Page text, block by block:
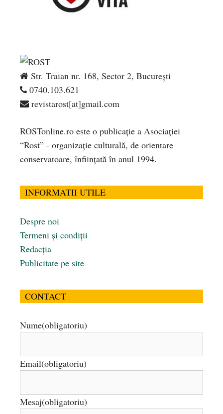
Str. Traian nr. 168, Sector 2, București
0740.103.621
revistarost[at]gmail.com
ROSTonline.ro este o publicaţie a Asociaţiei
“Rost” - organizaţie culturală, de orientare
conservatoare, înfiinţată în anul 1994.
INFORMATII UTILE
Despre noi
Termeni și condiții
Redacția
Publicitate pe site
CONTACT
Nume(obligatoriu)
Email(obligatoriu)
Mesaj(obligatoriu)